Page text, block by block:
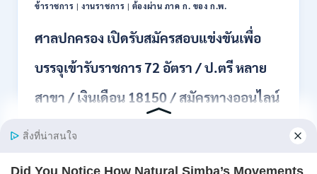
18000
20000
สมัคร
EMAIL
สิงหาคม
ข้าราชการ |งานราชการ | ต้องผ่าน ภาค ก. ของ ก.พ.
ศาลปกครอง เปิดรับสมัครสอบแข่งขันเพื่อ
บรรจุเข้ารับราชการ 72 อัตรา / ป.ตรี หลาย
สาขา / เงินเดือน 18150 / สมัครทางออนไลน์
31 สิงหาคม – 18 กันยายน 2569